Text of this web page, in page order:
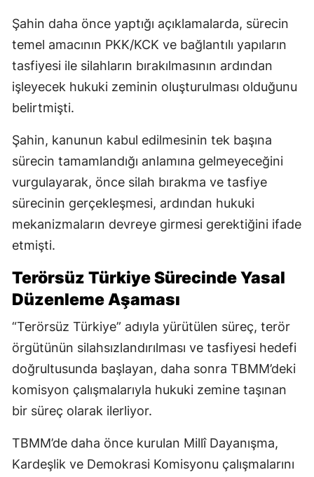
Şahin daha önce yaptığı açıklamalarda, sürecin
temel amacının PKK/KCK ve bağlantılı yapıların
tasfiyesi ile silahların bırakılmasının ardından
işleyecek hukuki zeminin oluşturulması olduğunu
belirtmişti.
Şahin, kanunun kabul edilmesinin tek başına
sürecin tamamlandığı anlamına gelmeyeceğini
vurgulayarak, önce silah bırakma ve tasfiye
sürecinin gerçekleşmesi, ardından hukuki
mekanizmaların devreye girmesi gerektiğini ifade
etmişti.
Terörsüz Türkiye Sürecinde Yasal
Düzenleme Aşaması
“Terörsüz Türkiye” adıyla yürütülen süreç, terör
örgütünün silahsızlandırılması ve tasfiyesi hedefi
doğrultusunda başlayan, daha sonra TBMM’deki
komisyon çalışmalarıyla hukuki zemine taşınan
bir süreç olarak ilerliyor.
TBMM’de daha önce kurulan Millî Dayanışma,
Kardeşlik ve Demokrasi Komisyonu çalışmalarını